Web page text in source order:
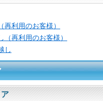
利用のお客様）
再利用のお客様）
し